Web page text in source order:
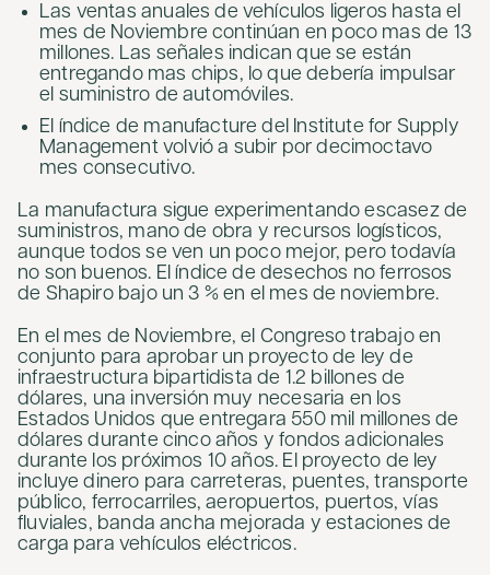
Las ventas anuales de vehículos ligeros hasta el
mes de Noviembre continúan en poco mas de 13
millones. Las señales indican que se están
entregando mas chips, lo que debería impulsar
el suministro de automóviles.
El índice de manufacture del Institute for Supply
Management volvió a subir por decimoctavo
mes consecutivo.
La manufactura sigue experimentando escasez de
suministros, mano de obra y recursos logísticos,
aunque todos se ven un poco mejor, pero todavía
no son buenos. El índice de desechos no ferrosos
de Shapiro bajo un 3 % en el mes de noviembre.
En el mes de Noviembre, el Congreso trabajo en
conjunto para aprobar un proyecto de ley de
infraestructura bipartidista de 1.2 billones de
dólares, una inversión muy necesaria en los
Estados Unidos que entregara 550 mil millones de
dólares durante cinco años y fondos adicionales
durante los próximos 10 años. El proyecto de ley
incluye dinero para carreteras, puentes, transporte
público, ferrocarriles, aeropuertos, puertos, vías
fluviales, banda ancha mejorada y estaciones de
carga para vehículos eléctricos.